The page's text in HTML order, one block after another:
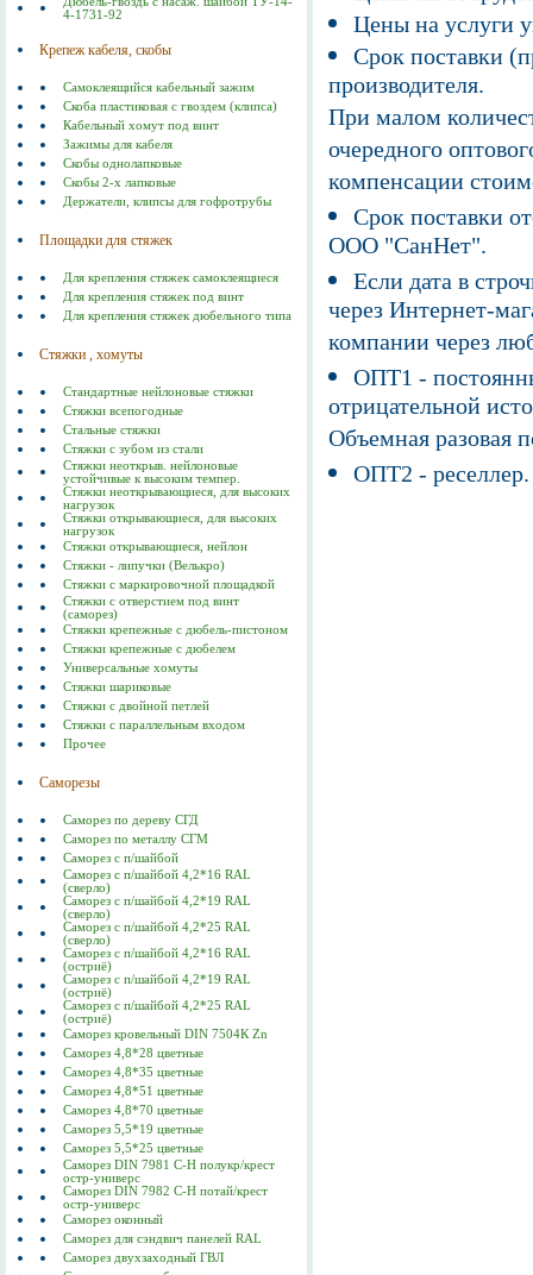
4-1731-92
Крепеж кабеля, скобы
Самоклеящийся кабельный зажим
Скоба пластиковая с гвоздем (клипса)
Кабельный хомут под винт
Зажимы для кабеля
Скобы однолапковые
Скобы 2-х лапковые
Держатели, клипсы для гофротрубы
Площадки для стяжек
Для крепления стяжек самоклеящиеся
Для крепления стяжек под винт
Для крепления стяжек дюбельного типа
Стяжки , хомуты
Стандартные нейлоновые стяжки
Стяжки всепогодные
Стальные стяжки
Cтяжки с зубом из стали
Стяжки неоткрыв. нейлоновые
устойчивые к высоким темпер.
Стяжки неоткрывающиеся, для высоких
нагрузок
Стяжки открывающиеся, для высоких
нагрузок
Стяжки открывающиеся, нейлон
Стяжки - липучки (Велькро)
Стяжки с маркировочной площадкой
Стяжки с отверстием под винт
(саморез)
Стяжки крепежные с дюбель-пистоном
Стяжки крепежные с дюбелем
Универсальные хомуты
Стяжки шариковые
Стяжки с двойной петлей
Стяжки с параллельным входом
Прочее
Саморезы
Саморез по дереву СГД
Саморез по металлу СГМ
Саморез с п/шайбой
Саморез с п/шайбой 4,2*16 RAL
(сверло)
Саморез с п/шайбой 4,2*19 RAL
(сверло)
Саморез с п/шайбой 4,2*25 RAL
(сверло)
Саморез с п/шайбой 4,2*16 RAL
(остриё)
Саморез с п/шайбой 4,2*19 RAL
(остриё)
Саморез с п/шайбой 4,2*25 RAL
(остриё)
Саморез кровельный DIN 7504К Zn
Саморез 4,8*28 цветные
Саморез 4,8*35 цветные
Саморез 4,8*51 цветные
Саморез 4,8*70 цветные
Саморез 5,5*19 цветные
Саморез 5,5*25 цветные
Саморез DIN 7981 C-Н полукр/крест
остр-универс
Саморез DIN 7982 C-Н потай/крест
остр-универс
Саморез оконный
Саморез для сэндвич панелей RAL
Саморез двухзаходный ГВЛ
Цены на услуги
Срок поставки
производителя.
При малом
очередного
компенсации
Срок поставки
ООО "СанНет".
Если дата в
через Интернет-
компании через
ОПТ1 -
отрицательной
Объемная разовая
ОПТ2 -